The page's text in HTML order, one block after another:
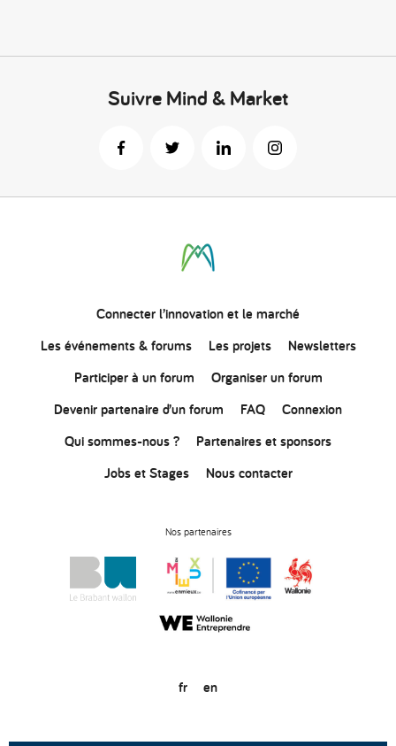
Suivre Mind & Market
Connecterl’innovationet le marché
Les événements & forums
Les projets
Newsletters
Participer à un forum
Organiser un forum
Devenir partenaire d’un forum
FAQ
Connexion
Qui sommes-nous ?
Partenaires et sponsors
Jobs et Stages
Nous contacter
Nos partenaires
fr en